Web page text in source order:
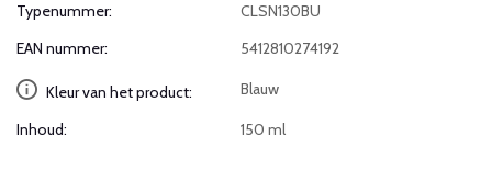
Typenummer:
CLSN130BU
EAN nummer:
5412810274192
Kleur van het product: Blauw
Inhoud: 150 ml